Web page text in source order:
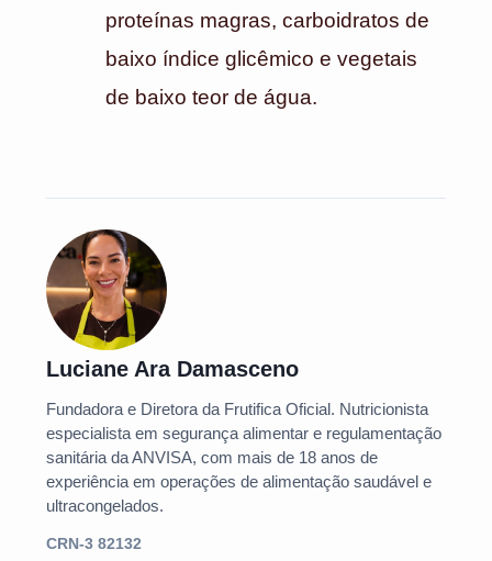
proteínas magras, carboidratos de
baixo índice glicêmico e vegetais
de baixo teor de água.
Luciane Ara Damasceno
Fundadora e Diretora da Frutifica Oficial. Nutricionista
especialista em segurança alimentar e regulamentação
sanitária da ANVISA, com mais de 18 anos de
experiência em operações de alimentação saudável e
ultracongelados.
CRN-3 82132